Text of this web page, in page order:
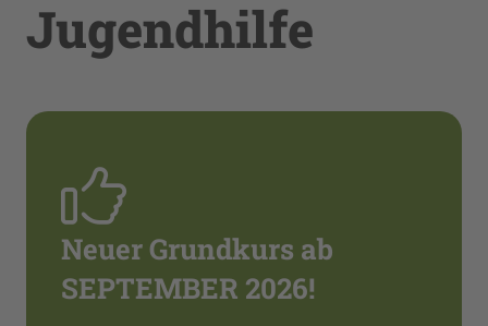
Jugendhilfe
Neuer Grundkurs ab
SEPTEMBER 2026!